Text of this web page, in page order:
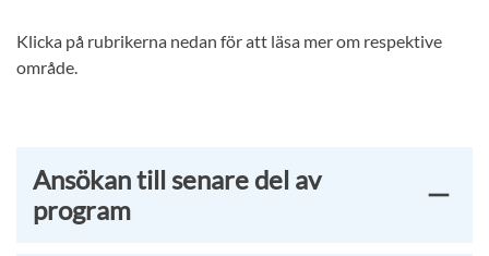
Klicka på rubrikerna nedan för att läsa mer om respektive
område.
Ansökan till senare del av
program